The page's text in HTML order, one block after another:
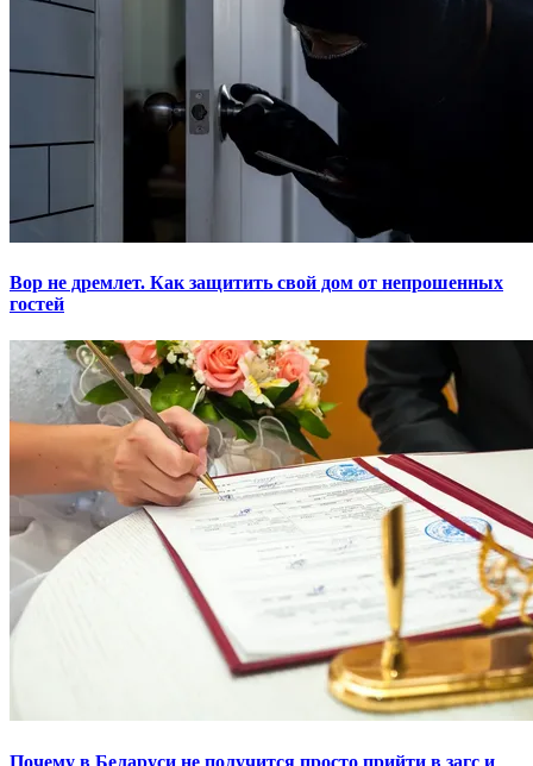
Вор не дремлет. Как защитить свой дом от непрошенных
гостей
Почему в Беларуси не получится просто прийти в загс и